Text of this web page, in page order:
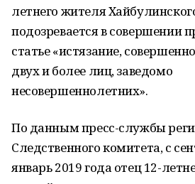
летнего жителя
подозревается в совершении
статье «истязание,
двух и более лиц, заведомо
несовершеннолетних».
По данным пресс-службы
Следственного комитета, с
январь 2019 года отец 12-